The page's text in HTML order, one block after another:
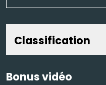
Classification
Bonus vidéo